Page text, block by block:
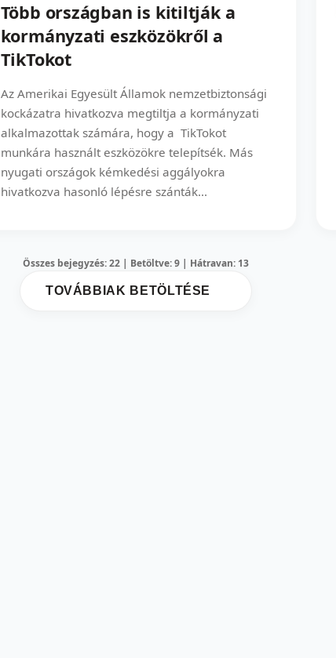
Több országban is kitiltják a
kormányzati eszközökről a
TikTokot
Az Amerikai Egyesült Államok nemzetbiztonsági
kockázatra hivatkozva megtiltja a kormányzati
alkalmazottak számára, hogy a TikTokot
munkára használt eszközökre telepítsék. Más
nyugati országok kémkedési aggályokra
hivatkozva hasonló lépésre szánták...
Összes bejegyzés: 22 | Betöltve: 9 | Hátravan: 13
TOVÁBBIAK BETÖLTÉSE